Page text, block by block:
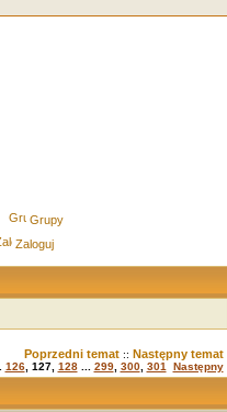
Grupy
Zaloguj
Poprzedni temat:: Następny temat
126, 127, 128... 299, 300, 301 Następny